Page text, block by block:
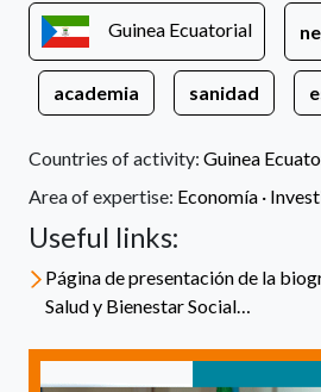
Guinea Ecuatorial
academia sanidad
Countries of activity: Guinea
Area of expertise: Economía ·
Useful links:
Página de presentación de la
Salud y Bienestar Social…